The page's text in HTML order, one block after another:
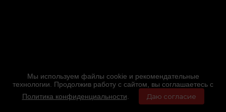
Мы используем файлы cookie и рекомендательные
технологии. Продолжив работу с сайтом, вы соглашаетесь с
Политика конфиденциальности
Даю согласие